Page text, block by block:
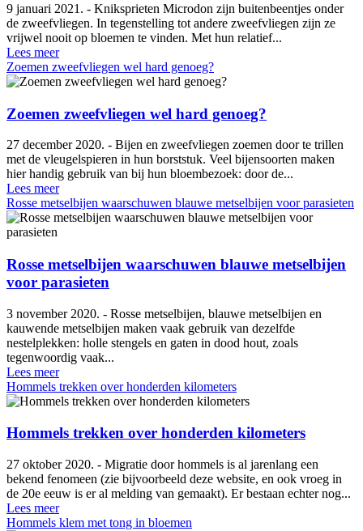
9 januari 2021. - Kniksprieten Microdon zijn buitenbeentjes onder
de zweefvliegen. In tegenstelling tot andere zweefvliegen zijn ze
vrijwel nooit op bloemen te vinden. Met hun relatief...
Lees meer
Zoemen zweefvliegen wel hard genoeg?
Zoemen zweefvliegen wel hard genoeg?
27 december 2020. - Bijen en zweefvliegen zoemen door te trillen
met de vleugelspieren in hun borststuk. Veel bijensoorten maken
hier handig gebruik van bij hun bloembezoek: door de...
Lees meer
Rosse metselbijen waarschuwen blauwe metselbijen voor parasieten
Rosse metselbijen waarschuwen blauwe metselbijen
voor parasieten
3 november 2020. - Rosse metselbijen, blauwe metselbijen en
kauwende metselbijen maken vaak gebruik van dezelfde
nestelplekken: holle stengels en gaten in dood hout, zoals
tegenwoordig vaak...
Lees meer
Hommels trekken over honderden kilometers
Hommels trekken over honderden kilometers
27 oktober 2020. - Migratie door hommels is al jarenlang een
bekend fenomeen (zie bijvoorbeeld deze website, en ook vroeg in
de 20e eeuw is er al melding van gemaakt). Er bestaan echter nog...
Lees meer
Hommels klem met tong in bloemen